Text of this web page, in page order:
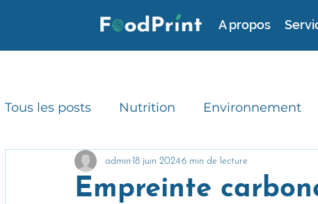
A propos
Tous les posts Nutrition Environnement
Consommation durable RSE
Empreinte
admin 18 juin 20246 min de lecture